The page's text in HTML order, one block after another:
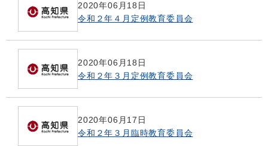
2020年06月18日
令和２年４月定例教育委員会
2020年06月18日
令和２年３月定例教育委員会
2020年06月17日
令和２年３月臨時教育委員会